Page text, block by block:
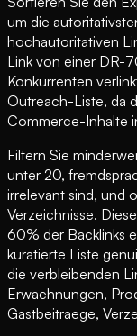
um die
hochautoritativen
Link von einer DR-
Konkurrenten
Outreach-Liste, da
Commerce-Inhalte
Filtern Sie
unter 20,
irrelevant sind, und
Verzeichnisse.
60% der Backlinks
kuratierte Liste
die verbleibenden
Erwaehnungen,
Gastbeitraege,